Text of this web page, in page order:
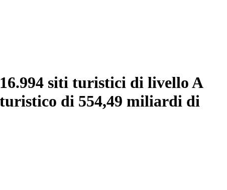
siti turistici di livello A
di 554,49 miliardi di